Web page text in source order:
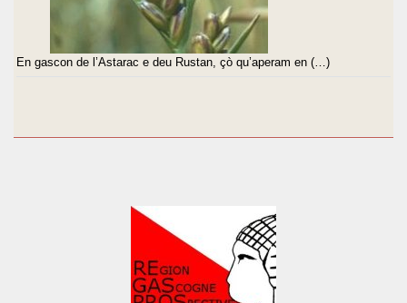
En gascon de l’Astarac e deu Rustan, çò qu’aperam en (…)